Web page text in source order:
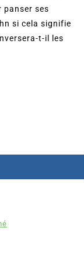
panser ses
si cela signifie
t-il les